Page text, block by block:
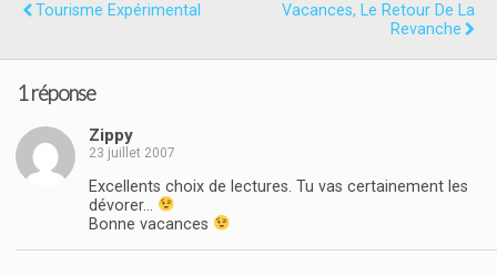
Tourisme Expérimental
Vacances, Le Retour De La
Revanche
1 réponse
Zippy
23 juillet 2007
Excellents choix de lectures. Tu vas certainement les
dévorer…
Bonne vacances